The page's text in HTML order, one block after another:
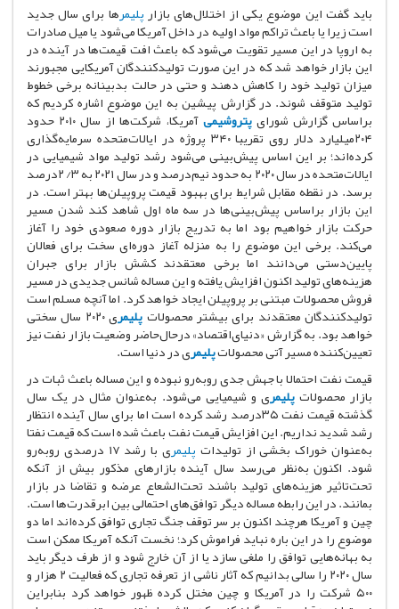
باید گفت این موضوع یکی از اختلال‌های بازارپلیمرها برای سال جدید
است زیرا یا باعث تراکم مواد اولیه در داخل آمریکا می‌شود یا میل صادرات
به اروپا در این مسیر تقویت می‌شود که باعث افت قیمت‌ها در آینده در
این بازار خواهد شد که در این صورت تولید‌کنندگان آمریکایی مجبورند
میزان تولید خود را کاهش دهند و حتی در حالت بدبینانه برخی خطوط
تولید متوقف شوند. در گزارش پیشین به این موضوع اشاره کردیم که
براساس گزارش شورایپتروشیمی آمریکا، شرکت‌ها از سال ۲۰۱۰ حدود
۲۰۴میلیارد دلار روی تقریبا ۳۴۰ پروژه در ایالات‌متحده سرمایه‌گذاری
کرده‌اند؛ بر این اساس پیش‌بینی می‌شود رشد تولید مواد شیمیایی در
ایالات‌متحده در سال ۲۰۲۰ به حدود نیم‌درصد و در سال ۲۰۲۱ به ۳/ ۲درصد
برسد. در نقطه مقابل شرایط برای بهبود قیمت پروپیلن‌ها بهتر است. در
این بازار براساس پیش‌بینی‌ها در سه ماه اول شاهد کند شدن مسیر
حرکت بازار خواهیم بود اما به تدریج بازار دوره صعودی خود را آغاز
می‌کند. برخی این موضوع را به منزله آغاز دوره‌ای سخت برای فعالان
پایین‌دستی می‌دانند اما برخی معتقدند کشش بازار برای جبران
هزینه‌های تولید اکنون افزایش یافته و این مساله شانس جدیدی در مسیر
فروش محصولات مبتنی بر پروپیلن ایجاد خواهد کرد. اما آنچه مسلم است
تولیدکنندگان معتقدند برای بیشتر محصولاتپلیمر ی ۲۰۲۰ سال سختی
خواهد بود. به گزارش «دنیای‌اقتصاد» درحال‌حاضر وضعیت بازار نفت نیز
تعیین‌کننده مسیر آتی محصولاتپلیمری در دنیا است.
قیمت نفت احتمالا با جهش جدی روبه‌رو نبوده و این مساله باعث ثبات در
بازار محصولاتپلیمری و شیمیایی می‌شود. به‌عنوان مثال در یک سال
گذشته قیمت نفت ۳۵درصد رشد کرده است اما برای سال آینده انتظار
رشد شدید نداریم. این افزایش قیمت نفت باعث شده است که قیمت نفتا
به‌عنوان خوراک بخشی از تولیدات پلیمر ی با رشد ۱۷ درصدی روبه‌رو
شود. اکنون به‌نظر می‌رسد سال آینده بازارهای مذکور بیش از آنکه
تحت‌تاثیر هزینه‌های تولید باشند تحت‌الشعاع عرضه و تقاضا در بازار
بمانند. در این رابطه مساله دیگر توافق‌های احتمالی بین ابرقدرت‌ها است.
چین و آمریکا هرچند اکنون بر سر توقف جنگ تجاری توافق کرده‌اند اما دو
موضوع را در این باره نباید فراموش کرد؛ نخست آنکه آمریکا ممکن است
به بهانه‌هایی توافق را ملغی سازد یا از آن خارج شود و از طرف دیگر باید
سال ۲۰۲۰ را سالی بدانیم که آثار ناشی از تعرفه تجاری که فعالیت ۲ هزار و
۵۰۰ شرکت را در آمریکا و چین مختل کرده ظهور خواهد کرد بنابراین